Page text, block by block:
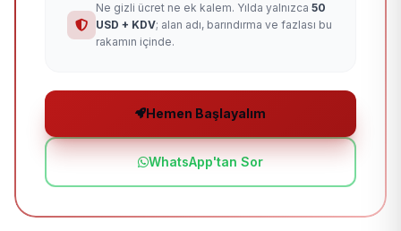
Ne gizli ücret ne ek kalem. Yılda yalnızca 50
USD + KDV; alan adı, barındırma ve fazlası bu
rakamın içinde.
Hemen Başlayalım
WhatsApp'tan Sor